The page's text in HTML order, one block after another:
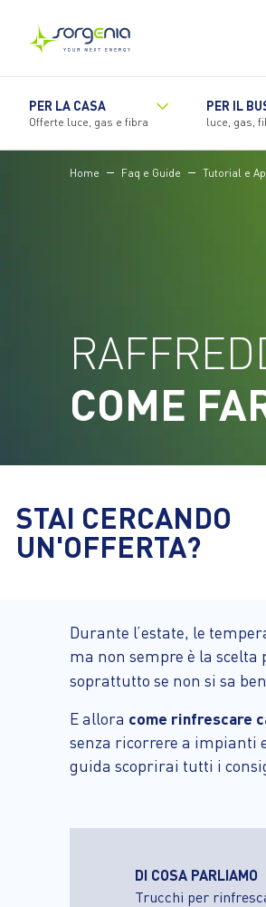
contenuto
principale
PER LA CASA
Offerte luce, gas e fibra
PER IL
luce, gas,
Home Faq e Guide Tutorial e
COME
STAI CERCANDO
UN'OFFERTA?
Durante l’estate, le
ma non sempre è la
soprattutto se non si sa
E allora come rinfrescare
senza ricorrere a impianti
guida scoprirai tutti i
DI COSA PARLIAMO
Trucchi per